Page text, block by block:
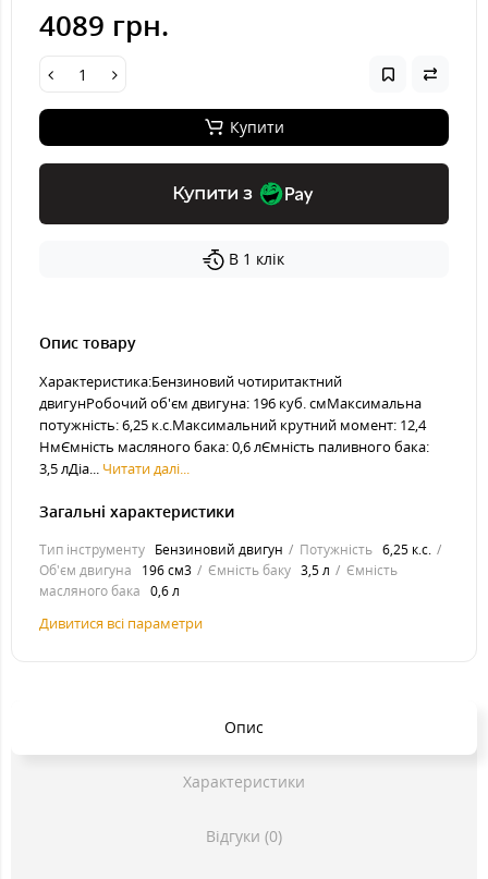
4089 грн.
Купити
Купити з
В 1 клік
Опис товару
Характеристика:Бензиновий чотиритактний
двигунРобочий об'єм двигуна: 196 куб. смМаксимальна
потужність: 6,25 к.с.Максимальний крутний момент: 12,4
НмЄмність масляного бака: 0,6 лЄмність паливного бака:
3,5 лДіа... Читати далі...
Загальні характеристики
Тип інструменту Бензиновий двигун Потужність 6,25 к.с.
Об'єм двигуна
196 см3 Ємність баку 3,5 л
Ємність
масляного бака 0,6 л
Дивитися всі параметри
Опис
Характеристики
Відгуки (0)